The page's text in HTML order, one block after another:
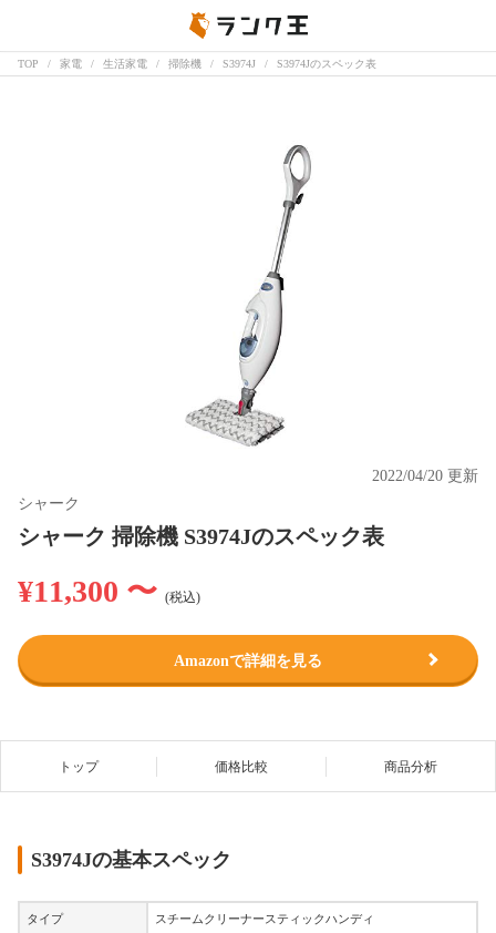
TOP 家電 生活家電 掃除機 S3974J S3974Jのスペック表
2022/04/20 更新
シャーク
シャーク 掃除機 S3974Jのスペック表
¥11,300 〜 (税込)
Amazonで詳細を見る
トップ 価格比較 商品分析
S3974Jの基本スペック
タイプ スチームクリーナースティックハンディ